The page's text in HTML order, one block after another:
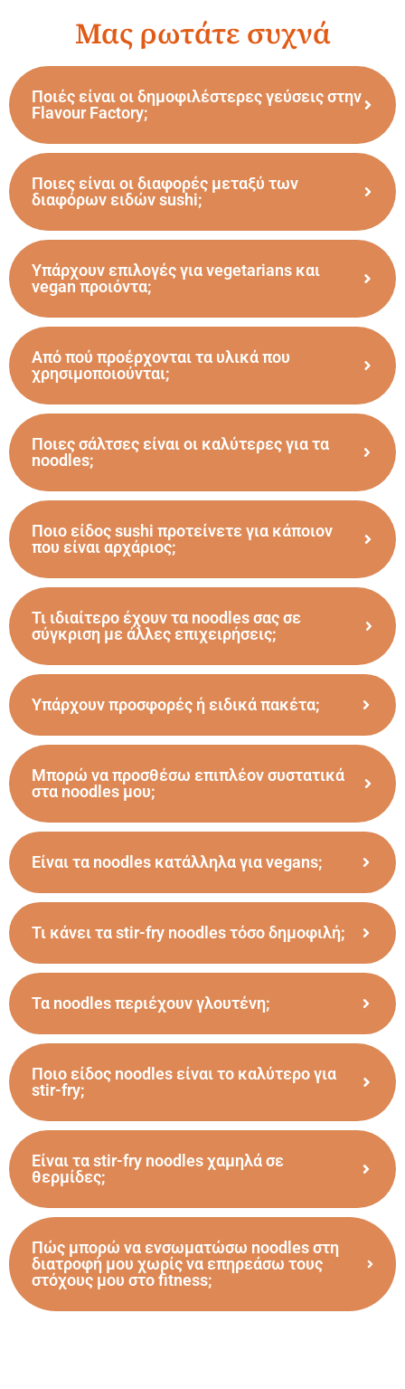
Μας ρωτάτε συχνά
Ποιές είναι οι δημοφιλέστερες γεύσεις στην
Flavour Factory;
Ποιες είναι οι διαφορές μεταξύ των
διαφόρων ειδών sushi;
Υπάρχουν επιλογές για vegetarians και
vegan προιόντα;
Από πού προέρχονται τα υλικά που
χρησιμοποιούνται;
Ποιες σάλτσες είναι οι καλύτερες για τα
noodles;
Ποιο είδος sushi προτείνετε για κάποιον
που είναι αρχάριος;
Τι ιδιαίτερο έχουν τα noodles σας σε
σύγκριση με άλλες επιχειρήσεις;
Υπάρχουν προσφορές ή ειδικά πακέτα;
Μπορώ να προσθέσω επιπλέον συστατικά
στα noodles μου;
Είναι τα noodles κατάλληλα για vegans;
Τι κάνει τα stir-fry noodles τόσο δημοφιλή;
Τα noodles περιέχουν γλουτένη;
Ποιο είδος noodles είναι το καλύτερο για
stir-fry;
Είναι τα stir-fry noodles χαμηλά σε
θερμίδες;
Πώς μπορώ να ενσωματώσω noodles στη
διατροφή μου χωρίς να επηρεάσω τους
στόχους μου στο fitness;